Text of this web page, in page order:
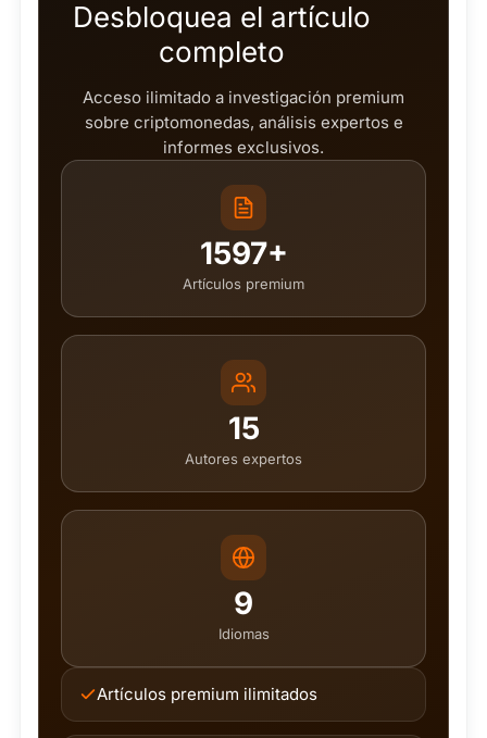
Desbloquea el artículo
completo
Acceso ilimitado a investigación premium
sobre criptomonedas, análisis expertos e
informes exclusivos.
1597+
Artículos premium
15
Autores expertos
9
Idiomas
Artículos premium ilimitados